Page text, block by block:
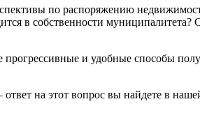
по распоряжению
в собственности
и удобные способы
на этот вопрос вы найдете в